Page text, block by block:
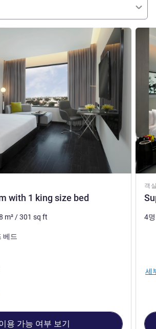
and taking care of others is at the
do. We have re-engineered all touch
to meet the latest guidance on
whilst maintaining our highest
리
with 1 king size bed
m²/301 sq ft
베드
용 가능 여부 보기
객
세부
4
세